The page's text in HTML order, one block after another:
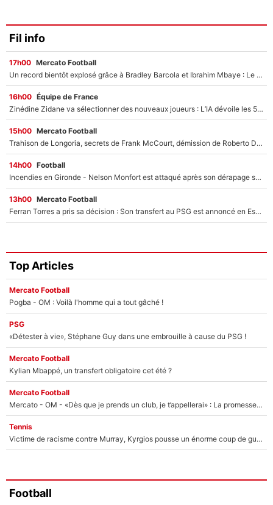
Fil info
17h00 Mercato Football
Un record bientôt explosé grâce à Bradley Barcola et Ibrahim Mbaye : Le PSG sur le point de réaliser un mercato historique ?
16h00 Équipe de France
Zinédine Zidane va sélectionner des nouveaux joueurs : L’IA dévoile les 5 cracks qui pourraient rapidement le rejoindre en équipe de France !
15h00 Mercato Football
Trahison de Longoria, secrets de Frank McCourt, démission de Roberto De Zerbi : Medhi Benatia se lâche sur son départ de l'OM et fait d'importantes révélations
14h00 Football
Incendies en Gironde - Nelson Monfort est attaqué après son dérapage sur CNews : «Et lui, il prend combien pour parler dans un studio climatisé?»
13h00 Mercato Football
Ferran Torres a pris sa décision : Son transfert au PSG est annoncé en Espagne !
Top Articles
Mercato Football
Pogba - OM : Voilà l'homme qui a tout gâché !
PSG
«Détester à vie», Stéphane Guy dans une embrouille à cause du PSG !
Mercato Football
Kylian Mbappé, un transfert obligatoire cet été ?
Mercato Football
Mercato - OM - «Dès que je prends un club, je t’appellerai» : La promesse de Marcelino au moment de claquer la porte
Tennis
Victime de racisme contre Murray, Kyrgios pousse un énorme coup de gueule !
Football